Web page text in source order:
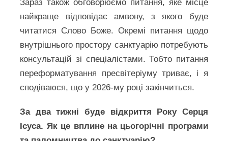
Зараз також обговорюємо питання, яке місце
найкраще відповідає амвону, з якого буде
читатися Слово Боже. Окремі питання щодо
внутрішнього простору санктуарію потребують
консультацій зі спеціалістами. Тобто питання
переформатування пресвітеріуму триває, і я
сподіваюся, що у 2026-му році закінчиться.
За два тижні буде відкриття Року Серця
Ісуса. Як це вплине на цьогорічні програми